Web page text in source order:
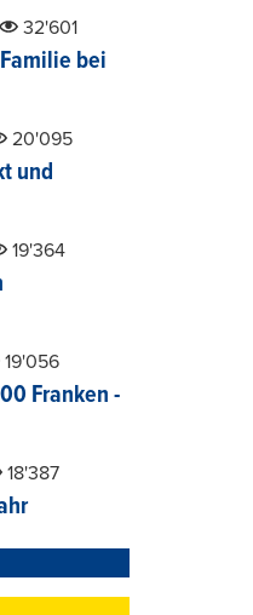
32'601
bei
20'095
und
19'364
19'056
Franken -
18'387